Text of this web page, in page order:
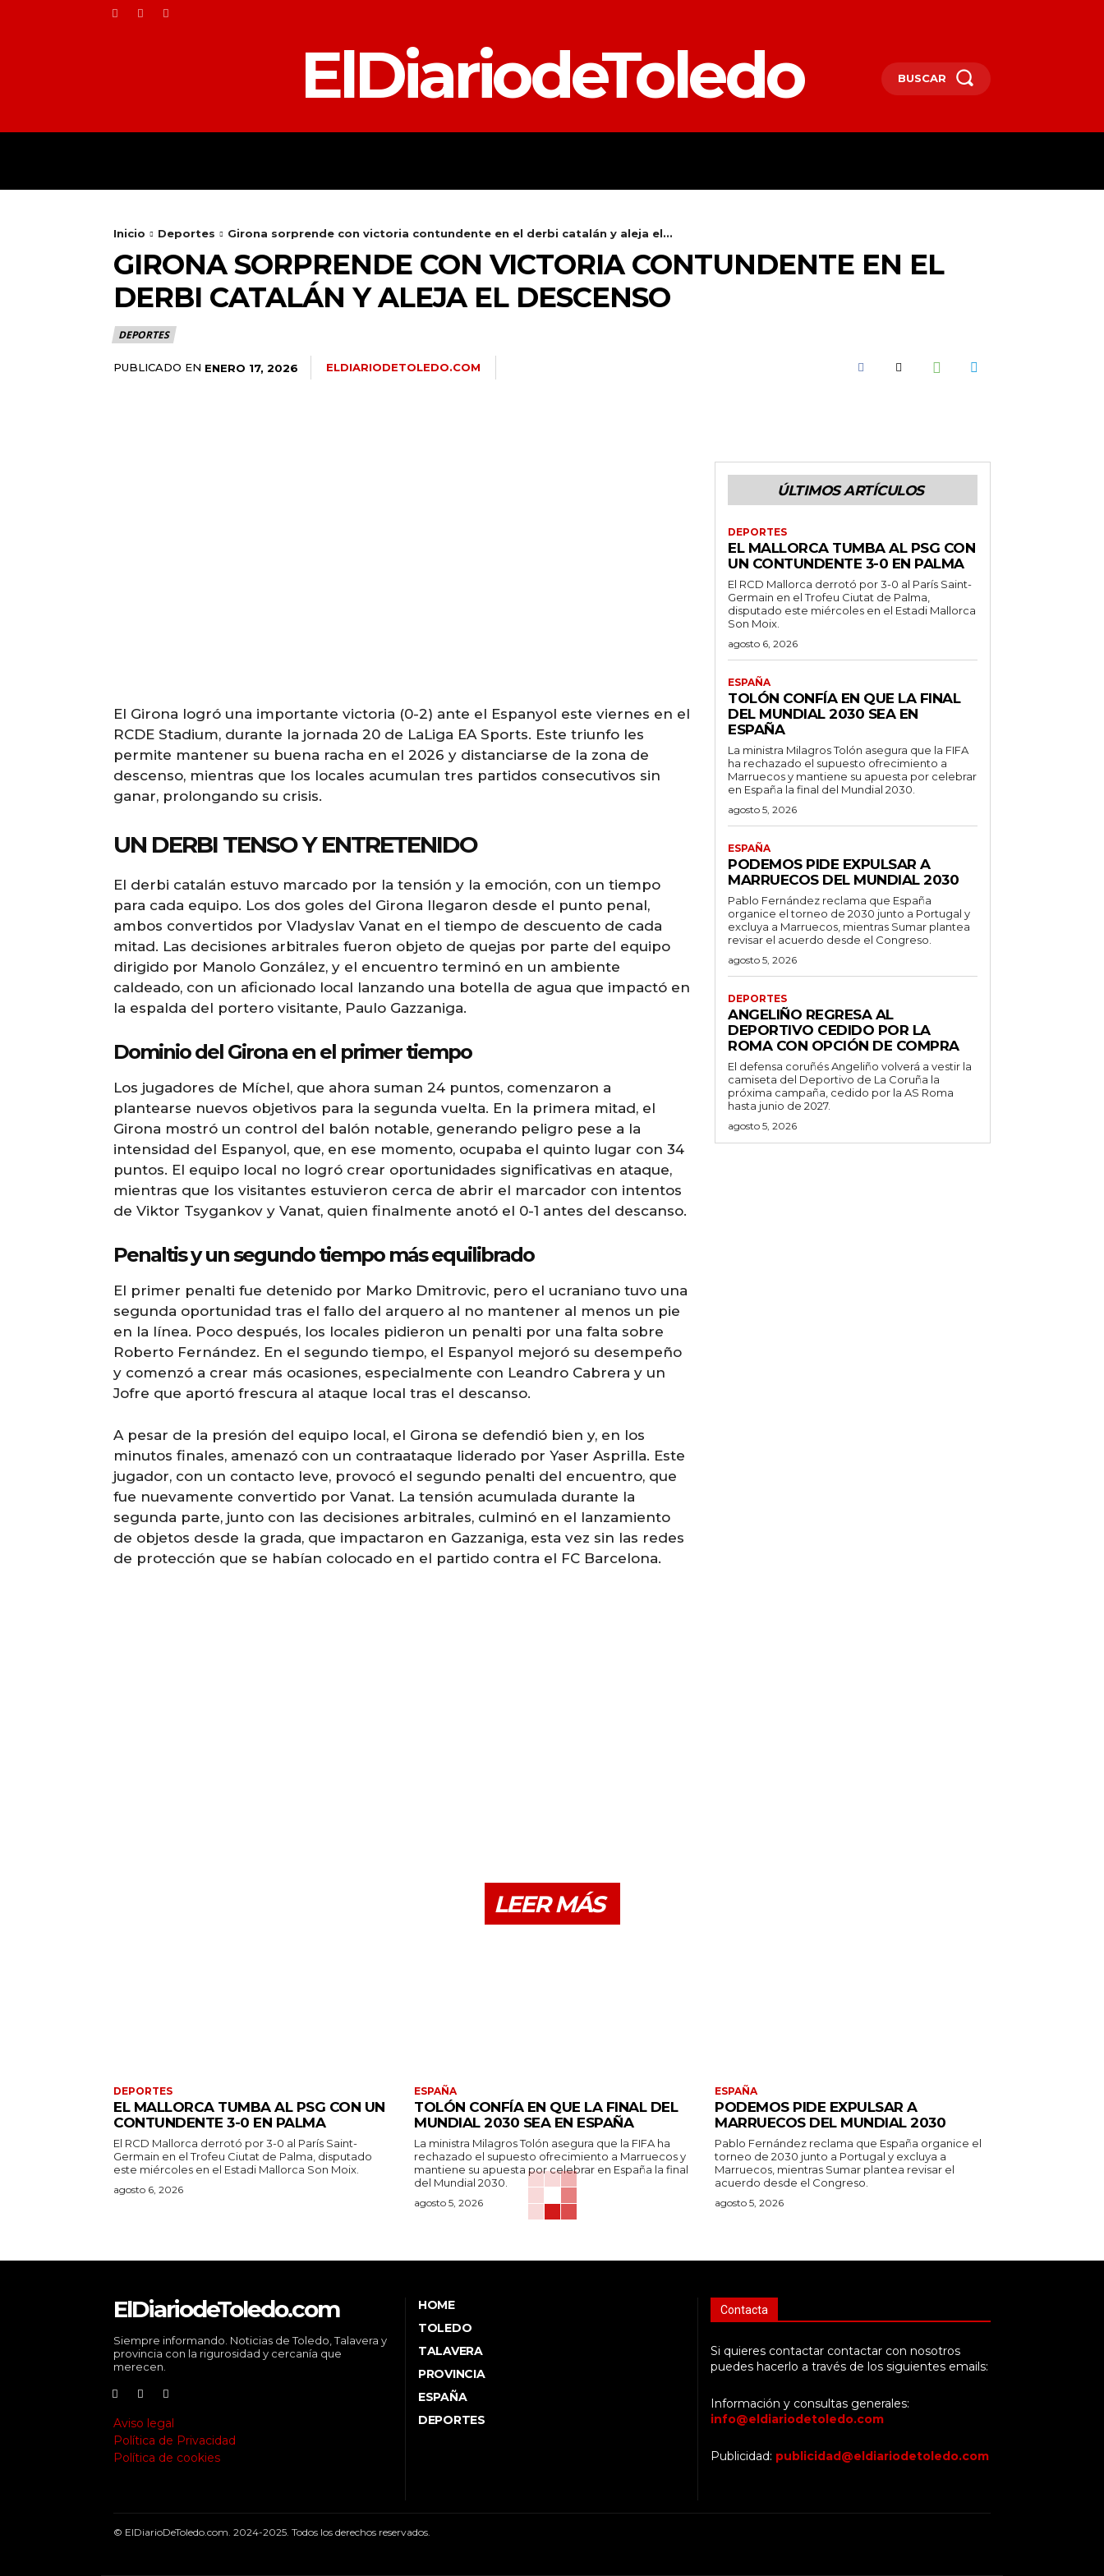
ElDiariodeToledo BUSCAR
Inicio Deportes Girona sorprende con victoria contundente en el derbi catalán y aleja el...
GIRONA SORPRENDE CON VICTORIA CONTUNDENTE EN EL
DERBI CATALÁN Y ALEJA EL DESCENSO
DEPORTES
PUBLICADO EN ENERO 17, 2026 ELDIARIODETOLEDO.COM
El Girona logró una importante victoria (0-2) ante el Espanyol este viernes en el
RCDE Stadium, durante la jornada 20 de LaLiga EA Sports. Este triunfo les
permite mantener su buena racha en el 2026 y distanciarse de la zona de
descenso, mientras que los locales acumulan tres partidos consecutivos sin
ganar, prolongando su crisis.
UN DERBI TENSO Y ENTRETENIDO
El derbi catalán estuvo marcado por la tensión y la emoción, con un tiempo
para cada equipo. Los dos goles del Girona llegaron desde el punto penal,
ambos convertidos por Vladyslav Vanat en el tiempo de descuento de cada
mitad. Las decisiones arbitrales fueron objeto de quejas por parte del equipo
dirigido por Manolo González, y el encuentro terminó en un ambiente
caldeado, con un aficionado local lanzando una botella de agua que impactó en
la espalda del portero visitante, Paulo Gazzaniga.
Dominio del Girona en el primer tiempo
Los jugadores de Míchel, que ahora suman 24 puntos, comenzaron a
plantearse nuevos objetivos para la segunda vuelta. En la primera mitad, el
Girona mostró un control del balón notable, generando peligro pese a la
intensidad del Espanyol, que, en ese momento, ocupaba el quinto lugar con 34
puntos. El equipo local no logró crear oportunidades significativas en ataque,
mientras que los visitantes estuvieron cerca de abrir el marcador con intentos
de Viktor Tsygankov y Vanat, quien finalmente anotó el 0-1 antes del descanso.
Penaltis y un segundo tiempo más equilibrado
El primer penalti fue detenido por Marko Dmitrovic, pero el ucraniano tuvo una
segunda oportunidad tras el fallo del arquero al no mantener al menos un pie
en la línea. Poco después, los locales pidieron un penalti por una falta sobre
Roberto Fernández. En el segundo tiempo, el Espanyol mejoró su desempeño
y comenzó a crear más ocasiones, especialmente con Leandro Cabrera y un
Jofre que aportó frescura al ataque local tras el descanso.
A pesar de la presión del equipo local, el Girona se defendió bien y, en los
minutos finales, amenazó con un contraataque liderado por Yaser Asprilla. Este
jugador, con un contacto leve, provocó el segundo penalti del encuentro, que
fue nuevamente convertido por Vanat. La tensión acumulada durante la
segunda parte, junto con las decisiones arbitrales, culminó en el lanzamiento
de objetos desde la grada, que impactaron en Gazzaniga, esta vez sin las redes
de protección que se habían colocado en el partido contra el FC Barcelona.
ÚLTIMOS ARTÍCULOS
DEPORTES
EL MALLORCA TUMBA AL PSG CON
UN CONTUNDENTE 3-0 EN PALMA
El RCD Mallorca derrotó por 3-0 al París Saint-
Germain en el Trofeu Ciutat de Palma,
disputado este miércoles en el Estadi Mallorca
Son Moix.
agosto 6, 2026
ESPAÑA
TOLÓN CONFÍA EN QUE LA FINAL
DEL MUNDIAL 2030 SEA EN
ESPAÑA
La ministra Milagros Tolón asegura que la FIFA
ha rechazado el supuesto ofrecimiento a
Marruecos y mantiene su apuesta por celebrar
en España la final del Mundial 2030.
agosto 5, 2026
ESPAÑA
PODEMOS PIDE EXPULSAR A
MARRUECOS DEL MUNDIAL 2030
Pablo Fernández reclama que España
organice el torneo de 2030 junto a Portugal y
excluya a Marruecos, mientras Sumar plantea
revisar el acuerdo desde el Congreso.
agosto 5, 2026
DEPORTES
ANGELIÑO REGRESA AL
DEPORTIVO CEDIDO POR LA
ROMA CON OPCIÓN DE COMPRA
El defensa coruñés Angeliño volverá a vestir la
camiseta del Deportivo de La Coruña la
próxima campaña, cedido por la AS Roma
hasta junio de 2027.
agosto 5, 2026
LEER MÁS
DEPORTES
EL MALLORCA TUMBA AL PSG CON UN
CONTUNDENTE 3-0 EN PALMA
El RCD Mallorca derrotó por 3-0 al París Saint-
Germain en el Trofeu Ciutat de Palma, disputado
este miércoles en el Estadi Mallorca Son Moix.
agosto 6, 2026
ESPAÑA
TOLÓN CONFÍA EN QUE LA FINAL DEL
MUNDIAL 2030 SEA EN ESPAÑA
La ministra Milagros Tolón asegura que la FIFA ha
rechazado el supuesto ofrecimiento a Marruecos y
mantiene su apuesta por celebrar en España la final
del Mundial 2030.
agosto 5, 2026
ESPAÑA
PODEMOS PIDE EXPULSAR A
MARRUECOS DEL MUNDIAL 2030
Pablo Fernández reclama que España organice el
torneo de 2030 junto a Portugal y excluya a
Marruecos, mientras Sumar plantea revisar el
acuerdo desde el Congreso.
agosto 5, 2026
ElDiariodeToledo.com
Siempre informando. Noticias de Toledo, Talavera y
provincia con la rigurosidad y cercanía que
merecen.
Aviso legal
Política de Privacidad
Política de cookies
HOME
TOLEDO
TALAVERA
PROVINCIA
ESPAÑA
DEPORTES
Contacta
Si quieres contactar contactar con nosotros
puedes hacerlo a través de los siguientes emails:
Información y consultas generales:
info@eldiariodetoledo.com
Publicidad: publicidad@eldiariodetoledo.com
© ElDiarioDeToledo.com. 2024-2025. Todos los derechos reservados.